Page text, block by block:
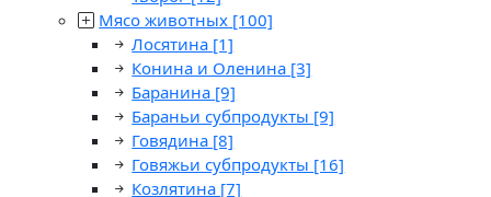
Мясо животных [100]
Лосятина [1]
Конина и Оленина [3]
Баранина [9]
Бараньи субпродукты [9]
Говядина [8]
Говяжьи субпродукты [16]
Козлятина [7]